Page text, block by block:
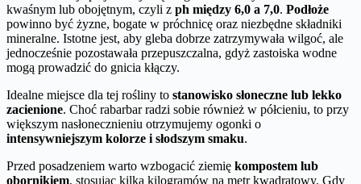
kwaśnym lub obojętnym, czyli z ph między 6,0 a 7,0. Podłoże
powinno być żyzne, bogate w próchnicę oraz niezbędne składniki
mineralne. Istotne jest, aby gleba dobrze zatrzymywała wilgoć, ale
jednocześnie pozostawała przepuszczalna, gdyż zastoiska wodne
mogą prowadzić do gnicia kłączy.
Idealne miejsce dla tej rośliny to stanowisko słoneczne lub lekko
zacienione. Choć rabarbar radzi sobie również w półcieniu, to przy
większym nasłonecznieniu otrzymujemy ogonki o
intensywniejszym kolorze i słodszym smaku.
Przed posadzeniem warto wzbogacić ziemię kompostem lub
obornikiem, stosując kilka kilogramów na metr kwadratowy. Gdy